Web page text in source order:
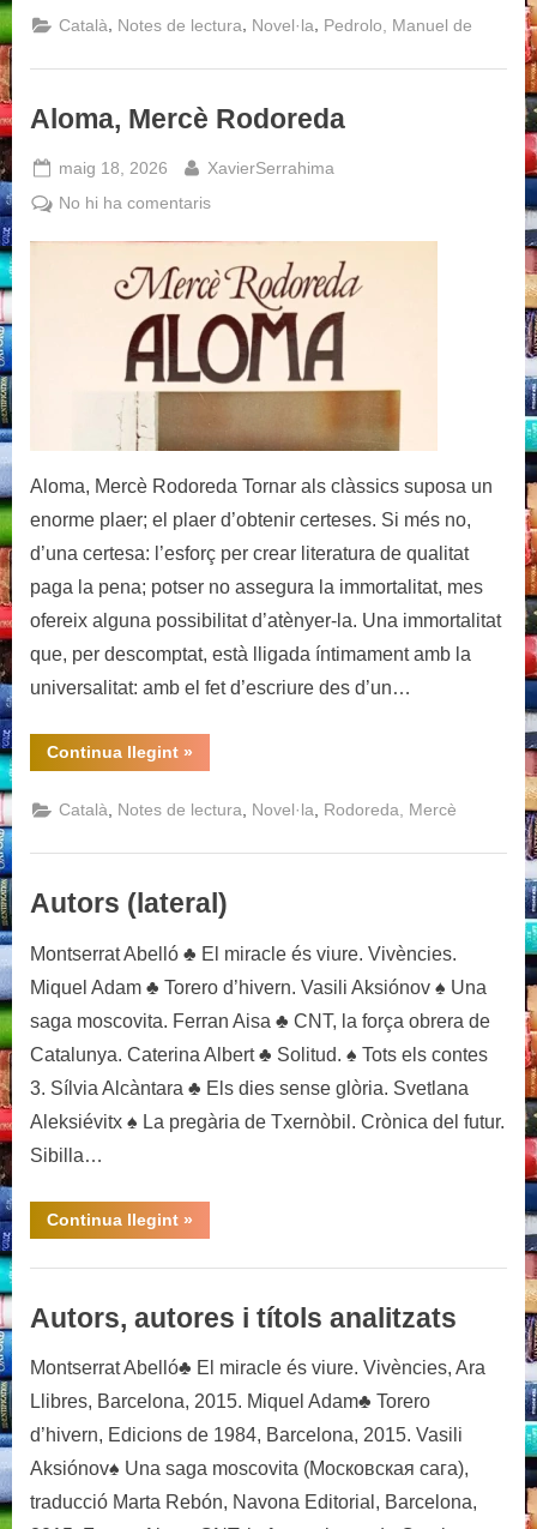
(Volum
I),
de
Català, Notes de lectura, Novel·la, Pedrolo, Manuel de
Aloma, Mercè Rodoreda
Posted
on
maig 18, 2026 By
XavierSerrahima
No hi ha comentarisa
Rodoreda
Aloma, Mercè Rodoreda Tornar als clàssics suposa un
enorme plaer; el plaer d’obtenir certeses. Si més no,
d’una certesa: l’esforç per crear literatura de qualitat
paga la pena; potser no assegura la immortalitat, mes
ofereix alguna possibilitat d’atènyer-la. Una immortalitat
que, per descomptat, està lligada íntimament amb la
universalitat: amb el fet d’escriure des d’un…
Continua llegint“Aloma,
Mercè
»
Català Notes de lectura Novel·la Rodoreda, Mercè
Autors (lateral)
Montserrat Abelló ♣ El miracle és viure. Vivències.
Miquel Adam ♣ Torero d’hivern. Vasili Aksiónov ♠ Una
saga moscovita. Ferran Aisa ♣ CNT, la força obrera de
Catalunya. Caterina Albert ♣ Solitud. ♠ Tots els contes
3. Sílvia Alcàntara ♣ Els dies sense glòria. Svetlana
Aleksiévitx ♠ La pregària de Txernòbil. Crònica del futur.
Sibilla…
Continua llegint“Autors
(lateral)”
»
Autors, autores i títols analitzats
Montserrat Abelló♣ El miracle és viure. Vivències, Ara
Llibres, Barcelona, 2015. Miquel Adam♣ Torero
d’hivern, Edicions de 1984, Barcelona, 2015. Vasili
Aksiónov♠ Una saga moscovita (Mосковская сага),
traducció Marta Rebón, Navona Editorial, Barcelona,